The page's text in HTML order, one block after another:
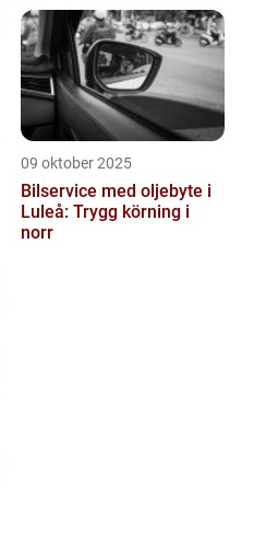
09 oktober 2025
Bilservice med oljebyte i
Luleå: Trygg körning i
norr